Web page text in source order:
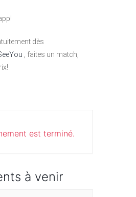
dès
, faites un match,
est terminé.
à venir